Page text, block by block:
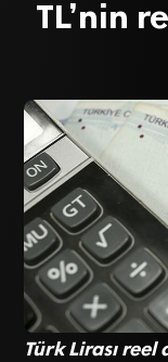
TL’nin
Türk Lirası reel